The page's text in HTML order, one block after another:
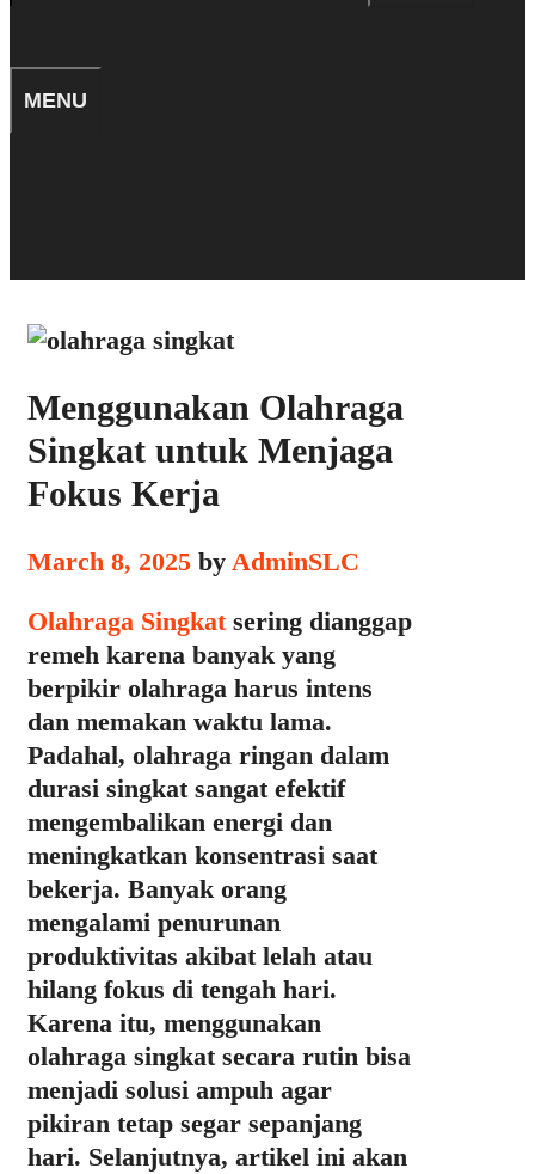
MENU
Menggunakan Olahraga
Singkat untuk Menjaga
Fokus Kerja
March 8, 2025 by AdminSLC
Olahraga Singkatsering dianggap
remeh karena banyak yang
berpikir olahraga harus intens
dan memakan waktu lama.
Padahal, olahraga ringan dalam
durasi singkat sangat efektif
mengembalikan energi dan
meningkatkan konsentrasi saat
bekerja. Banyak orang
mengalami penurunan
produktivitas akibat lelah atau
hilang fokus di tengah hari.
Karena itu, menggunakan
olahraga singkat secara rutin bisa
menjadi solusi ampuh agar
pikiran tetap segar sepanjang
hari. Selanjutnya, artikel ini akan